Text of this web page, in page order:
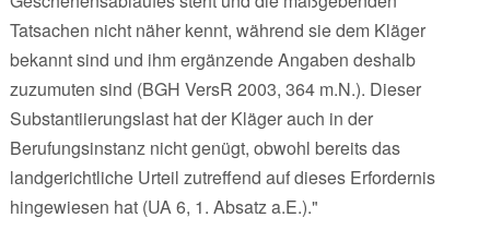
Tatsachen nicht näher kennt, während sie dem Kläger
bekannt sind und ihm ergänzende Angaben deshalb
zuzumuten sind (BGH VersR 2003, 364 m.N.). Dieser
Substantiierungslast hat der Kläger auch in der
Berufungsinstanz nicht genügt, obwohl bereits das
landgerichtliche Urteil zutreffend auf dieses Erfordernis
hingewiesen hat (UA 6, 1. Absatz a.E.)."